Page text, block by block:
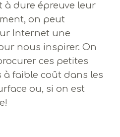
à dure épreuve leur
on peut
Internet une
nous inspirer. On
ces petites
à faible coût dans les
ou, si on est